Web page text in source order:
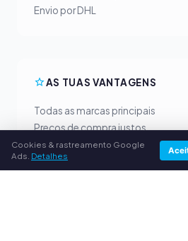
Envio por DHL
AS TUAS VANTAGENS
Todas as marcas principais
Preços de compra justos
Pagamento antecipado por
Aconselhamento personalizado
Cookies & rastreamento Google
Ads. Detalhes